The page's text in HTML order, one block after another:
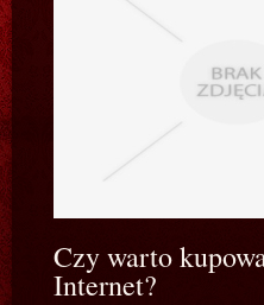
Czy warto
Internet?